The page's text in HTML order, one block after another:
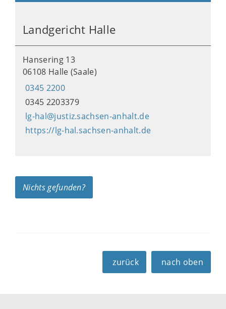
Landgericht Halle
Hansering 13
06108 Halle (Saale)
0345 2200
0345 2203379
lg-hal@justiz.sachsen-anhalt.de
https://lg-hal.sachsen-anhalt.de
Nichts gefunden?
zurück nach oben